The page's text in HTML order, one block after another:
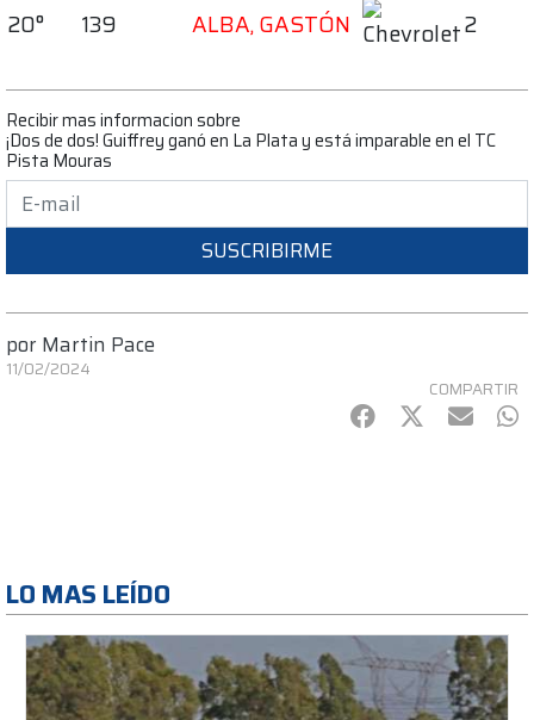
20°
139 ALBA, GASTÓN 2
Recibir mas informacion sobre
¡Dos de dos! Guiffrey ganó en La Plata y está imparable en el TC
Pista Mouras
SUSCRIBIRME
por Martin Pace
11/02/2024
COMPARTIR
Facebook
Twitter
mail
LO MAS LEÍDO